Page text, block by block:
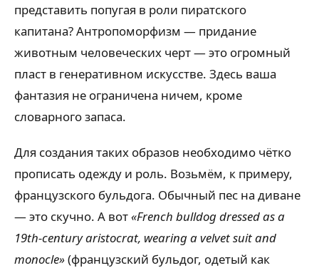
представить попугая в роли пиратского
капитана? Антропоморфизм — придание
животным человеческих черт — это огромный
пласт в генеративном искусстве. Здесь ваша
фантазия не ограничена ничем, кроме
словарного запаса.
Для создания таких образов необходимо чётко
прописать одежду и роль. Возьмём, к примеру,
французского бульдога. Обычный пес на диване
— это скучно. А вот«French bulldog dressed as a
19th-century aristocrat, wearing a velvet suit and
monocle»(французский бульдог, одетый как